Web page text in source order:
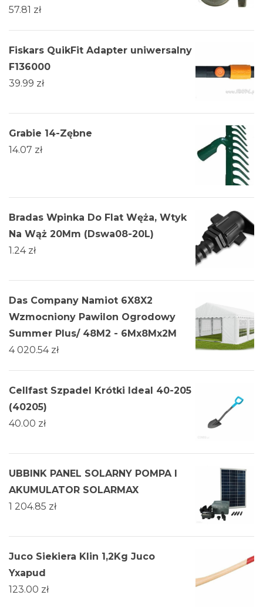
57.81 zł
Fiskars QuikFit Adapter uniwersalny
F136000
39.99 zł
Grabie 14-Zębne
14.07 zł
Bradas Wpinka Do Flat Węża, Wtyk
Na Wąż 20Mm (Dswa08-20L)
1.24 zł
Das Company Namiot 6X8X2
Wzmocniony Pawilon Ogrodowy
Summer Plus/ 48M2 - 6Mx8Mx2M
4 020.54 zł
Cellfast Szpadel Krótki Ideal 40-205
(40205)
40.00 zł
UBBINK PANEL SOLARNY POMPA I
AKUMULATOR SOLARMAX
1 204.85 zł
Juco Siekiera Klin 1,2Kg Juco
Yxapud
123.00 zł